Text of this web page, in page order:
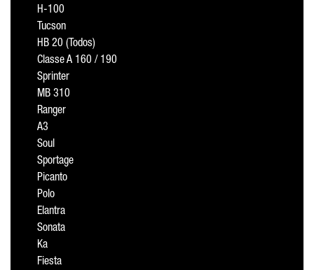
H-100
Tucson
HB 20 (Todos)
Classe A 160 / 190
Sprinter
MB 310
Ranger
A3
Soul
Sportage
Picanto
Polo
Elantra
Sonata
Ka
Fiesta